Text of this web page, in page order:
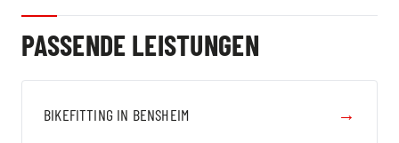
PASSENDE LEISTUNGEN
BIKEFITTING IN BENSHEIM →